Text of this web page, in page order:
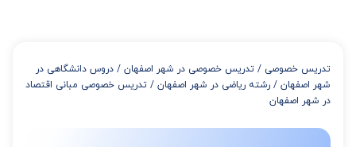
از 12 تا 15 جلسه: 7% تخفیف
از 16 تا 100 جلسه: 9% تخفیف
تدریس خصوصی / تدریس خصوصی در شهر اصفهان / دروس دانشگاهی در
شهر اصفهان / رشته ریاضی در شهر اصفهان / تدریس خصوصی مبانی اقتصاد
در شهر اصفهان